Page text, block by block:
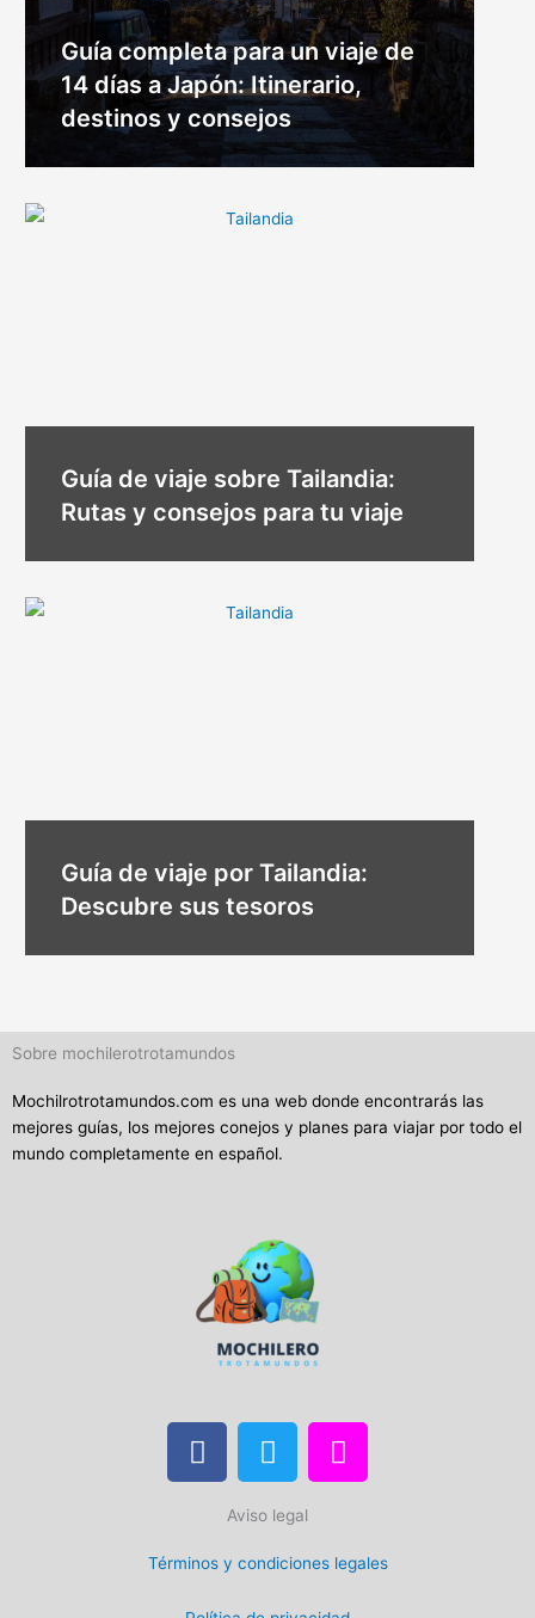
Guía completa para un viaje de
14 días a Japón: Itinerario,
destinos y consejos
Guía de viaje sobre Tailandia:
Rutas y consejos para tu viaje
Guía de viaje por Tailandia:
Descubre sus tesoros
Sobre mochilerotrotamundos
Mochilrotrotamundos.com es una web donde encontrarás las
mejores guías, los mejores conejos y planes para viajar por todo el
mundo completamente en español.
F
a
b
T
w
t
t
I
n
a
g
Aviso legal
Términos y condiciones legales